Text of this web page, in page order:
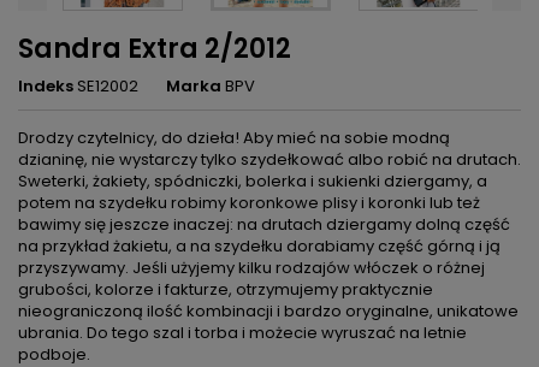
Sandra Extra 2/2012
Indeks SE12002 Marka BPV
Drodzy czytelnicy, do dzieła! Aby mieć na sobie modną
dzianinę, nie wystarczy tylko szydełkować albo robić na drutach.
Sweterki, żakiety, spódniczki, bolerka i sukienki dziergamy, a
potem na szydełku robimy koronkowe plisy i koronki lub też
bawimy się jeszcze inaczej: na drutach dziergamy dolną część
na przykład żakietu, a na szydełku dorabiamy część górną i ją
przyszywamy. Jeśli użyjemy kilku rodzajów włóczek o różnej
grubości, kolorze i fakturze, otrzymujemy praktycznie
nieograniczoną ilość kombinacji i bardzo oryginalne, unikatowe
ubrania. Do tego szal i torba i możecie wyruszać na letnie
podboje.